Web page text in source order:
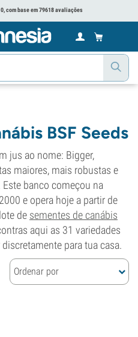
com base em 79618 avaliações
BSF Seeds
jus ao nome: Bigger,
maiores, mais robustas e
banco começou na
e opera hoje a partir de
de sementes de canábis
aqui as 31 variedades
para tua casa.
Ordenar por